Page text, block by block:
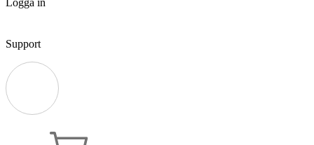
Logga in
Support